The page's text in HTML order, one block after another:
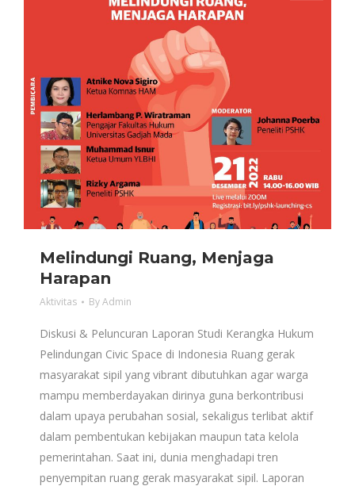
Melindungi Ruang, Menjaga
Harapan
Aktivitas ByAdmin
Diskusi & Peluncuran Laporan Studi Kerangka Hukum
Pelindungan Civic Space di Indonesia Ruang gerak
masyarakat sipil yang vibrant dibutuhkan agar warga
mampu memberdayakan dirinya guna berkontribusi
dalam upaya perubahan sosial, sekaligus terlibat aktif
dalam pembentukan kebijakan maupun tata kelola
pemerintahan. Saat ini, dunia menghadapi tren
penyempitan ruang gerak masyarakat sipil. Laporan